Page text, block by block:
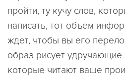
пройти, ту кучу слов,
написать, тот объем
ждет, чтобы вы его
образ рисует удручающие
которые читают ваше